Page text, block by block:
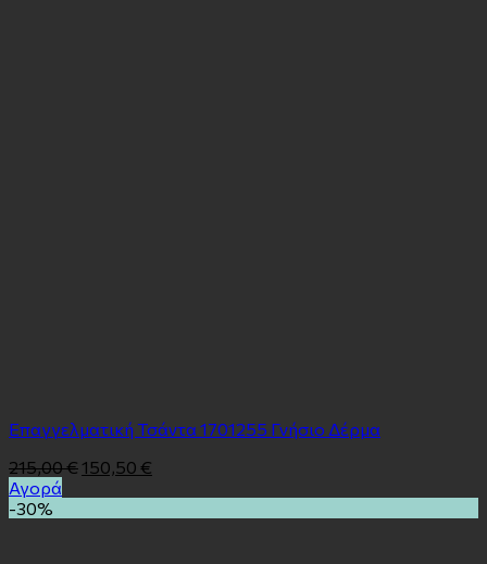
Επαγγελματική Τσάντα 1701255 Γνήσιο Δέρμα
215,00€ 150,50 €
Αγορά
-30%